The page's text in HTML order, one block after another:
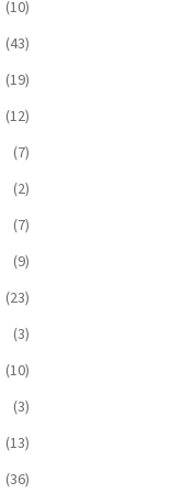
(10)
(43)
(19)
(12)
(7)
(2)
(7)
(9)
(23)
(3)
(10)
(3)
(13)
(36)